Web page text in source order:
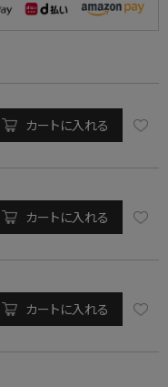
カートに入れる
カートに入れる
カートに入れる